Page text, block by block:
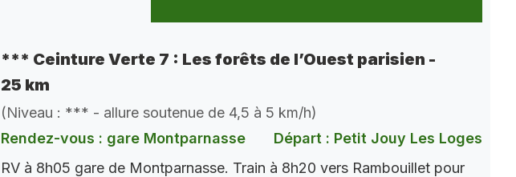
*** Ceinture Verte 7 : Les forêts de l’Ouest parisien -
25 km
(Niveau : *** - allure soutenue de 4,5 à 5 km/h)
Rendez-vous : gare Montparnasse
Départ : Petit Jouy Les Loges
RV à 8h05 gare de Montparnasse. Train à 8h20 vers Rambouillet pour